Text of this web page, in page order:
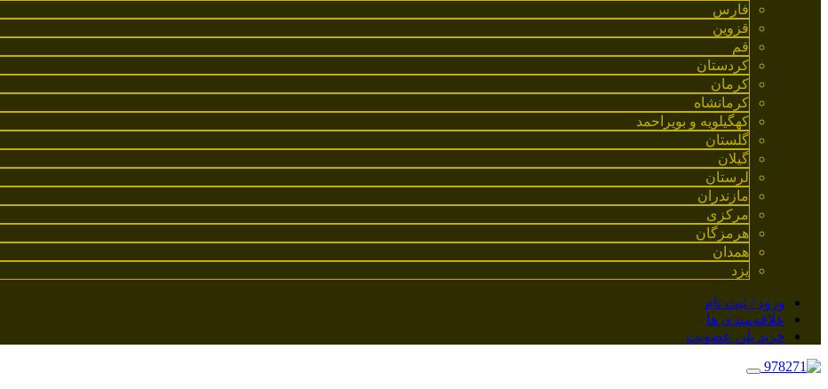
فارس
قزوین
قم
کردستان
کرمان
کرمانشاه
کهگیلویه و بویراحمد
گلستان
گیلان
لرستان
مازندران
مرکزی
هرمزگان
همدان
یزد
ورود / ثبت نام
علاقه‌مندی ها
خرید پلن عضویت